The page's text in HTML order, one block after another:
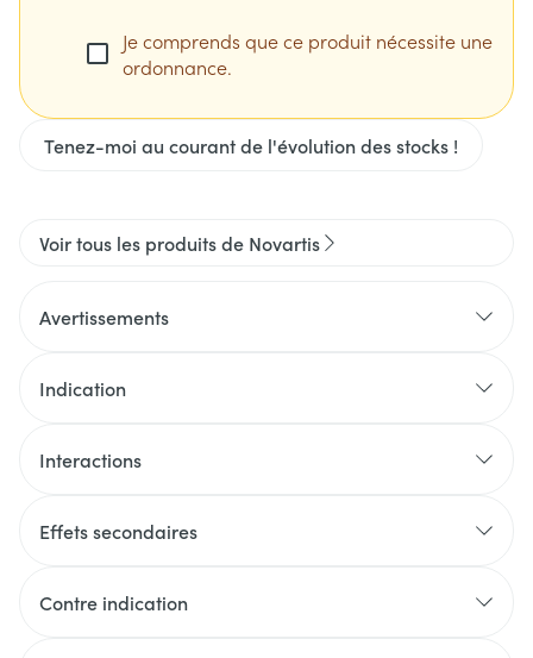
Je comprends que ce produit nécessite une
ordonnance.
Tenez-moi au courant de l'évolution des stocks !
Voir tous les produits de Novartis
Avertissements
Indication
Interactions
Effets secondaires
Contre indication